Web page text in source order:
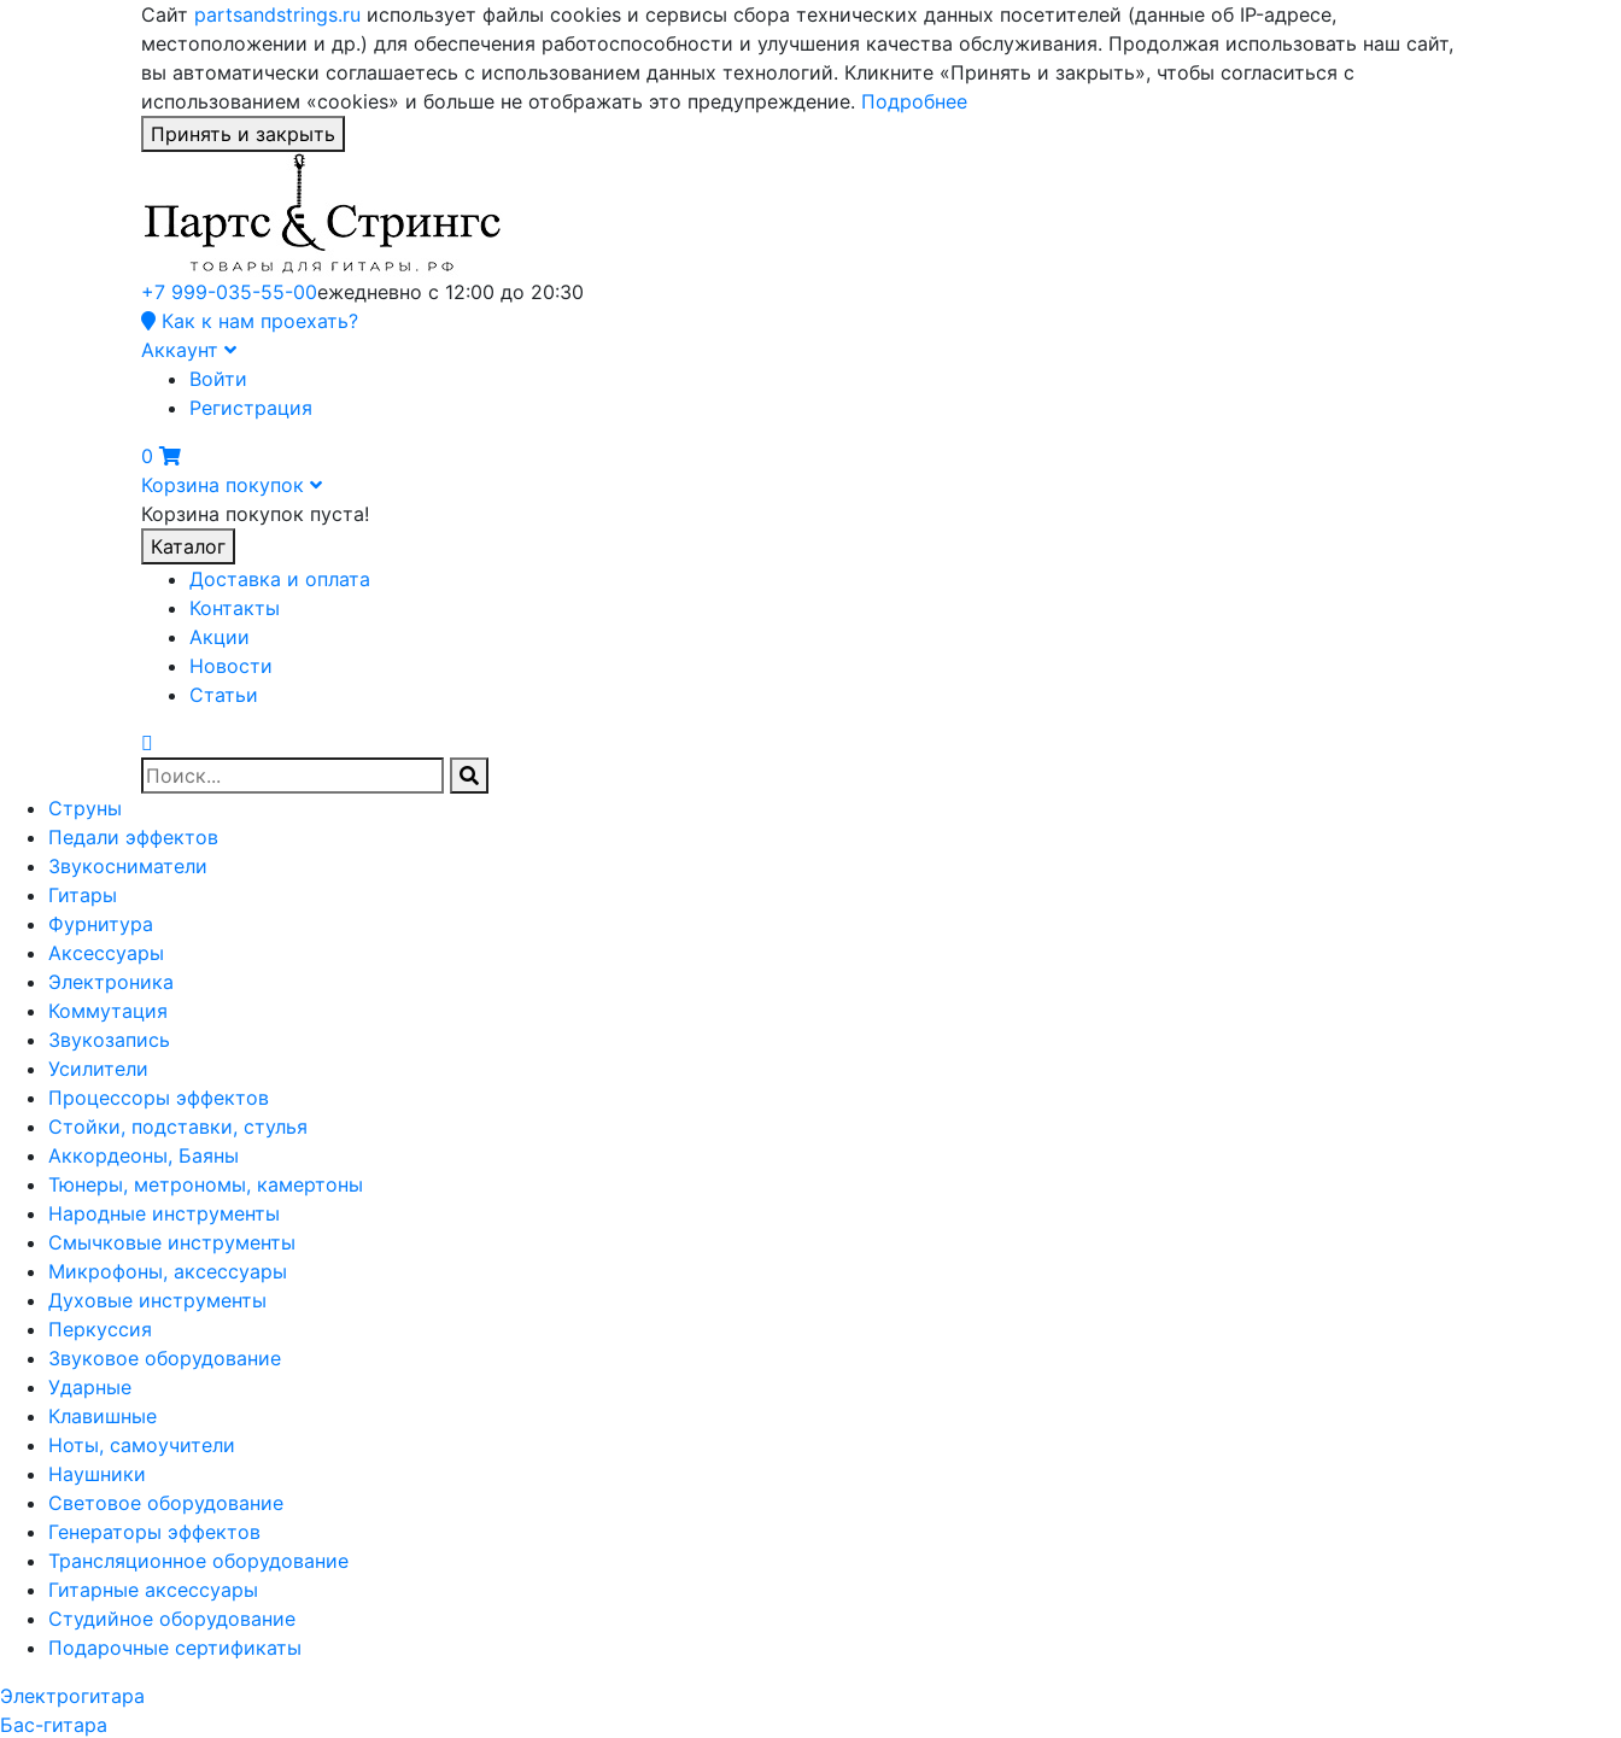
Сайт partsandstrings.ru использует файлы cookies и сервисы сбора технических данных посетителей (данные об IP-адресе,
местоположении и др.) для обеспечения работоспособности и улучшения качества обслуживания. Продолжая использовать наш сайт,
вы автоматически соглашаетесь с использованием данных технологий. Кликните «Принять и закрыть», чтобы согласиться с
использованием «cookies» и больше не отображать это предупреждение. Подробнее
Принять и закрыть
+7 999-035-55-00ежедневно с 12:00 до 20:30
Как к нам проехать?
Аккаунт
Войти
Регистрация
0
Корзина покупок
Корзина покупок пуста!
Каталог
Доставка и оплата
Контакты
Акции
Новости
Статьи
Струны
Педали эффектов
Звукосниматели
Гитары
Фурнитура
Аксессуары
Электроника
Коммутация
Звукозапись
Усилители
Процессоры эффектов
Стойки, подставки, стулья
Аккордеоны, Баяны
Тюнеры, метрономы, камертоны
Народные инструменты
Смычковые инструменты
Микрофоны, аксессуары
Духовые инструменты
Перкуссия
Звуковое оборудование
Ударные
Клавишные
Ноты, самоучители
Наушники
Световое оборудование
Генераторы эффектов
Трансляционное оборудование
Гитарные аксессуары
Студийное оборудование
Подарочные сертификаты
Электрогитара
Бас-гитара